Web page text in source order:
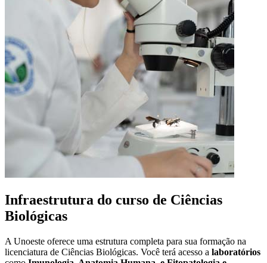
Infraestrutura do curso de Ciências
Biológicas
A Unoeste oferece uma estrutura completa para sua formação na
licenciatura de Ciências Biológicas. Você terá acesso a laboratórios